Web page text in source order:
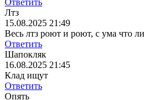
Ответить
Лтз
15.08.2025 21:49
Весь лтз роют и роют, с ума что
Ответить
Шапокляк
16.08.2025 21:45
Клад ищут
Ответить
Опять